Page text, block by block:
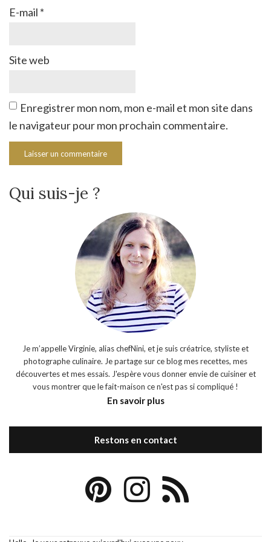
E-mail *
Site web
Enregistrer mon nom, mon e-mail et mon site dans
le navigateur pour mon prochain commentaire.
Qui suis-je ?
Je m’appelle Virginie, alias chefNini, et je suis créatrice, styliste et
photographe culinaire. Je partage sur ce blog mes recettes, mes
découvertes et mes essais. J'espère vous donner envie de cuisiner et
vous montrer que le fait-maison ce n'est pas si compliqué !
En savoir plus
Restons en contact